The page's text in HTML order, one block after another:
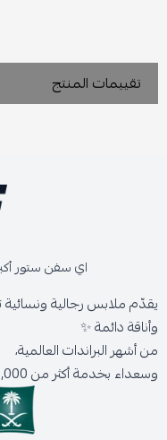
تقييمات المنتج
اي سفن ستور
يقدّم ملابس رجالية
وأناقة دائمة ✨
من أشهر البراندات العالمية،
وسعداء بخدمة أكثر من 300,000 عميل حول المملكة.